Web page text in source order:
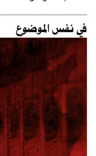
في نفس الموضوع